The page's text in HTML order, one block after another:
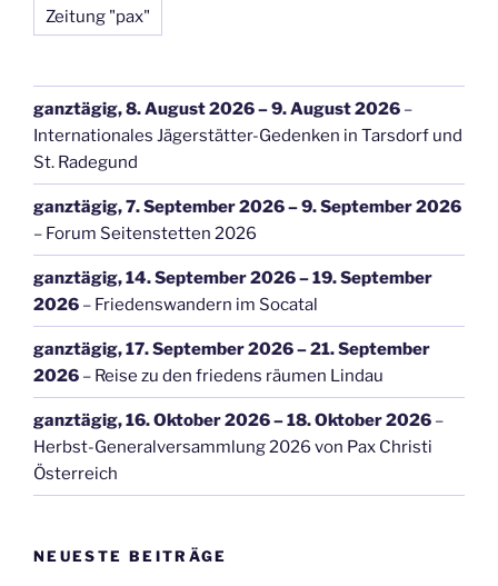
Zeitung "pax"
ganztägig,8. August 2026–9. August 2026 –
Internationales Jägerstätter-Gedenken in Tarsdorf und
St. Radegund
ganztägig,7. September 2026–9. September 2026
– Forum Seitenstetten 2026
ganztägig,14. September 2026–19. September
2026 – Friedenswandern im Socatal
ganztägig,17. September 2026–21. September
2026 – Reise zu den friedens räumen Lindau
ganztägig,16. Oktober 2026–18. Oktober 2026 –
Herbst-Generalversammlung 2026 von Pax Christi
Österreich
NEUESTE BEITRÄGE